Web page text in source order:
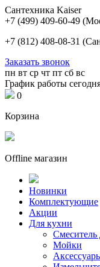
Сантехника Kaiser
+7 (499) 409-60-49
+7 (812) 408-08-31
Заказать звонок
пн вт ср чт пт сб вс
График работы
0
Корзина
Offline магазин
Новинки
Комплектующие
Акции
Для кухни
Cмеситель
Мойки